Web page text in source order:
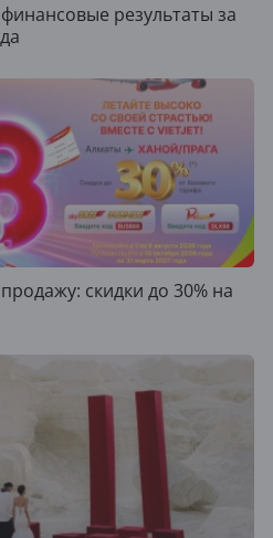
результаты за
скидки до 30% на